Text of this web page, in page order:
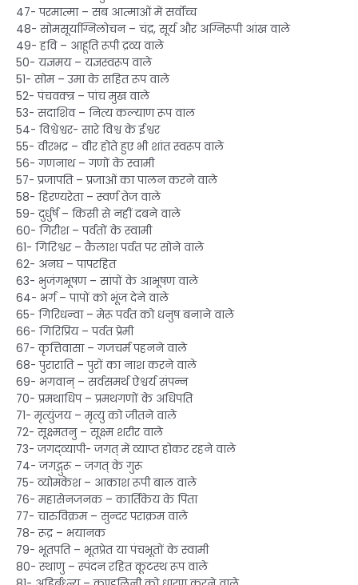
47- परमात्मा – सब आत्माओं में सर्वोच्च
48- सोमसूर्याग्निलोचन – चंद्र, सूर्य और अग्निरूपी आंख वाले
49- हवि – आहूति रूपी द्रव्य वाले
50- यज्ञमय – यज्ञस्वरूप वाले
51- सोम – उमा के सहित रूप वाले
52- पंचवक्त्र – पांच मुख वाले
53- सदाशिव – नित्य कल्याण रूप वाल
54- विश्वेश्वर- सारे विश्व के ईश्वर
55- वीरभद्र – वीर होते हुए भी शांत स्वरूप वाले
56- गणनाथ – गणों के स्वामी
57- प्रजापति – प्रजाओं का पालन करने वाले
58- हिरण्यरेता – स्वर्ण तेज वाले
59- दुर्धुर्ष – किसी से नहीं दबने वाले
60- गिरीश – पर्वतों के स्वामी
61- गिरिश्वर – कैलाश पर्वत पर सोने वाले
62- अनघ – पापरहित
63- भुजंगभूषण – सांपों के आभूषण वाले
64- भर्ग – पापों को भूंज देने वाले
65- गिरिधन्वा – मेरू पर्वत को धनुष बनाने वाले
66- गिरिप्रिय – पर्वत प्रेमी
67- कृत्तिवासा – गजचर्म पहनने वाले
68- पुराराति – पुरों का नाश करने वाले
69- भगवान् – सर्वसमर्थ ऐश्वर्य संपन्न
70- प्रमथाधिप – प्रमथगणों के अधिपति
71- मृत्युंजय – मृत्यु को जीतने वाले
72- सूक्ष्मतनु – सूक्ष्म शरीर वाले
73- जगद्व्यापी- जगत् में व्याप्त होकर रहने वाले
74- जगद्गुरू – जगत् के गुरू
75- व्योमकेश – आकाश रूपी बाल वाले
76- महासेनजनक – कार्तिकेय के पिता
77- चारुविक्रम – सुन्दर पराक्रम वाले
78- रूद्र – भयानक
79- भूतपति – भूतप्रेत या पंचभूतों के स्वामी
80- स्थाणु – स्पंदन रहित कूटस्थ रूप वाले